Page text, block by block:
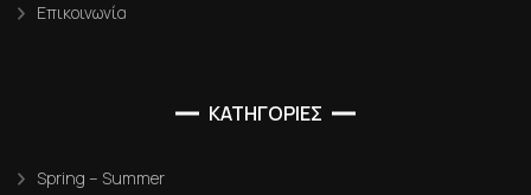
Επικοινωνία
ΚΑΤΗΓΟΡΙΕΣ
Spring – Summer